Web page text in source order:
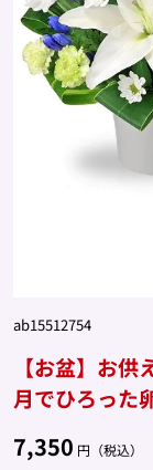
ab15512754
【お盆】お供
月でひろった
7,350 円（税込）